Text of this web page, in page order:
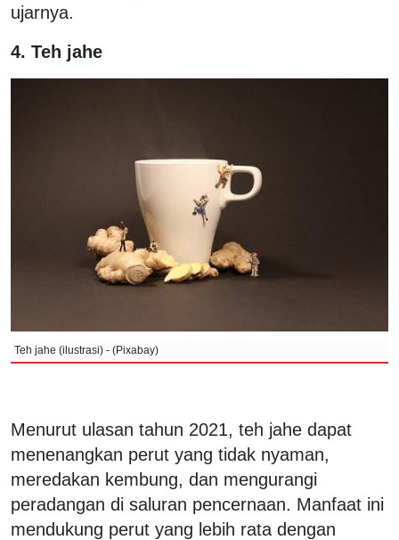
ujarnya.
4. Teh jahe
Teh jahe (ilustrasi) - (Pixabay)
Menurut ulasan tahun 2021, teh jahe dapat
menenangkan perut yang tidak nyaman,
meredakan kembung, dan mengurangi
peradangan di saluran pencernaan. Manfaat ini
mendukung perut yang lebih rata dengan